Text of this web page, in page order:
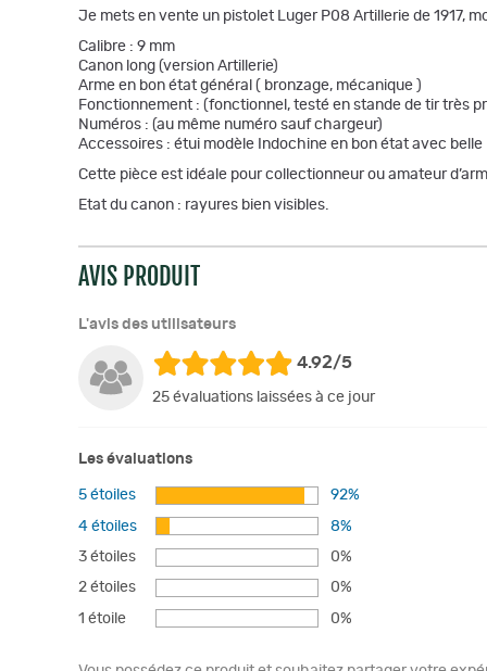
Je mets en vente un pistolet Luger P08 Artillerie de 1917,
Calibre : 9 mm
Canon long (version Artillerie)
Arme en bon état général ( bronzage, mécanique )
Fonctionnement : (fonctionnel, testé en stande de tir très
Numéros : (au même numéro sauf chargeur)
Accessoires : étui modèle Indochine en bon état avec belle
Cette pièce est idéale pour collectionneur ou amateur
Etat du canon : rayures bien visibles.
AVIS PRODUIT
L'avis des utilisateurs
4.92/5
25 évaluations laissées à ce jour
Les évaluations
5 étoiles 92%
4 étoiles 8%
3 étoiles 0%
2 étoiles 0%
1 étoile 0%